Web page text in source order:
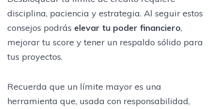
disciplina, paciencia y estrategia. Al seguir estos
consejos podrás elevar tu poder financiero,
mejorar tu score y tener un respaldo sólido para
tus proyectos.
Recuerda que un límite mayor es una
herramienta que, usada con responsabilidad,